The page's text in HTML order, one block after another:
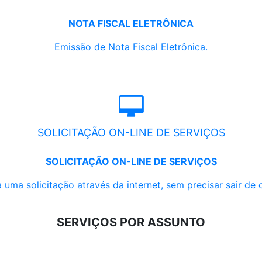
NOTA FISCAL ELETRÔNICA
Emissão de Nota Fiscal Eletrônica.
SOLICITAÇÃO ON-LINE DE SERVIÇOS
SOLICITAÇÃO ON-LINE DE SERVIÇOS
uma solicitação através da internet, sem precisar sair de
SERVIÇOS POR ASSUNTO